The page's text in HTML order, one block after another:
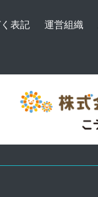
表記 運営組織